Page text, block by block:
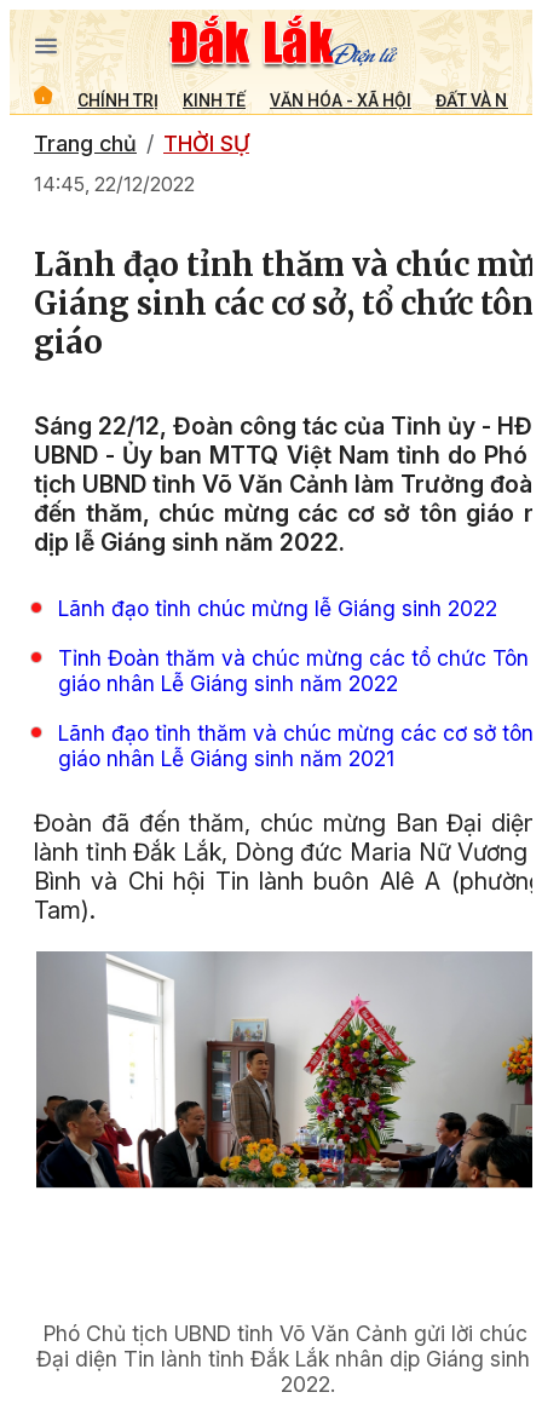
CHÍNH TRỊ KINH TẾ VĂN HÓA - XÃ HỘI ĐẤT VÀ
Trang chủ THỜI SỰ
14:45, 22/12/2022
Lãnh đạo tỉnh thăm và chúc
Giáng sinh các cơ sở, tổ chức tôn
giáo
Sáng 22/12, Đoàn công tác của Tỉnh ủy -
UBND - Ủy ban MTTQ Việt Nam tỉnh do Phó
tịch UBND tỉnh Võ Văn Cảnh làm Trưởng
đến thăm, chúc mừng các cơ sở tôn giáo
dịp lễ Giáng sinh năm 2022.
Lãnh đạo tỉnh chúc mừng lễ Giáng sinh 2022
Tỉnh Đoàn thăm và chúc mừng các tổ chức Tôn
giáo nhân Lễ Giáng sinh năm 2022
Lãnh đạo tỉnh thăm và chúc mừng các cơ sở tôn
giáo nhân Lễ Giáng sinh năm 2021
Đoàn đã đến thăm, chúc mừng Ban Đại
lành tỉnh Đắk Lắk, Dòng đức Maria Nữ Vương
Bình và Chi hội Tin lành buôn Alê A
Tam).
Phó Chủ tịch UBND tỉnh Võ Văn Cảnh gửi lời chúc
Đại diện Tin lành tỉnh Đắk Lắk nhân dịp Giáng sinh
2022.